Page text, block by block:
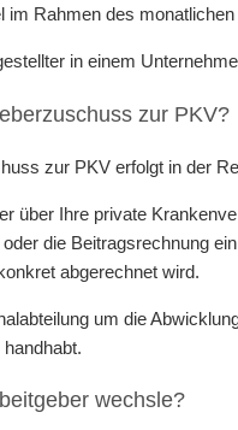
im Rahmen des
in einem
zur PKV?
zur PKV erfolgt in der
über Ihre private
die Beitragsrechnung
abgerechnet wird.
um die
wechsle?